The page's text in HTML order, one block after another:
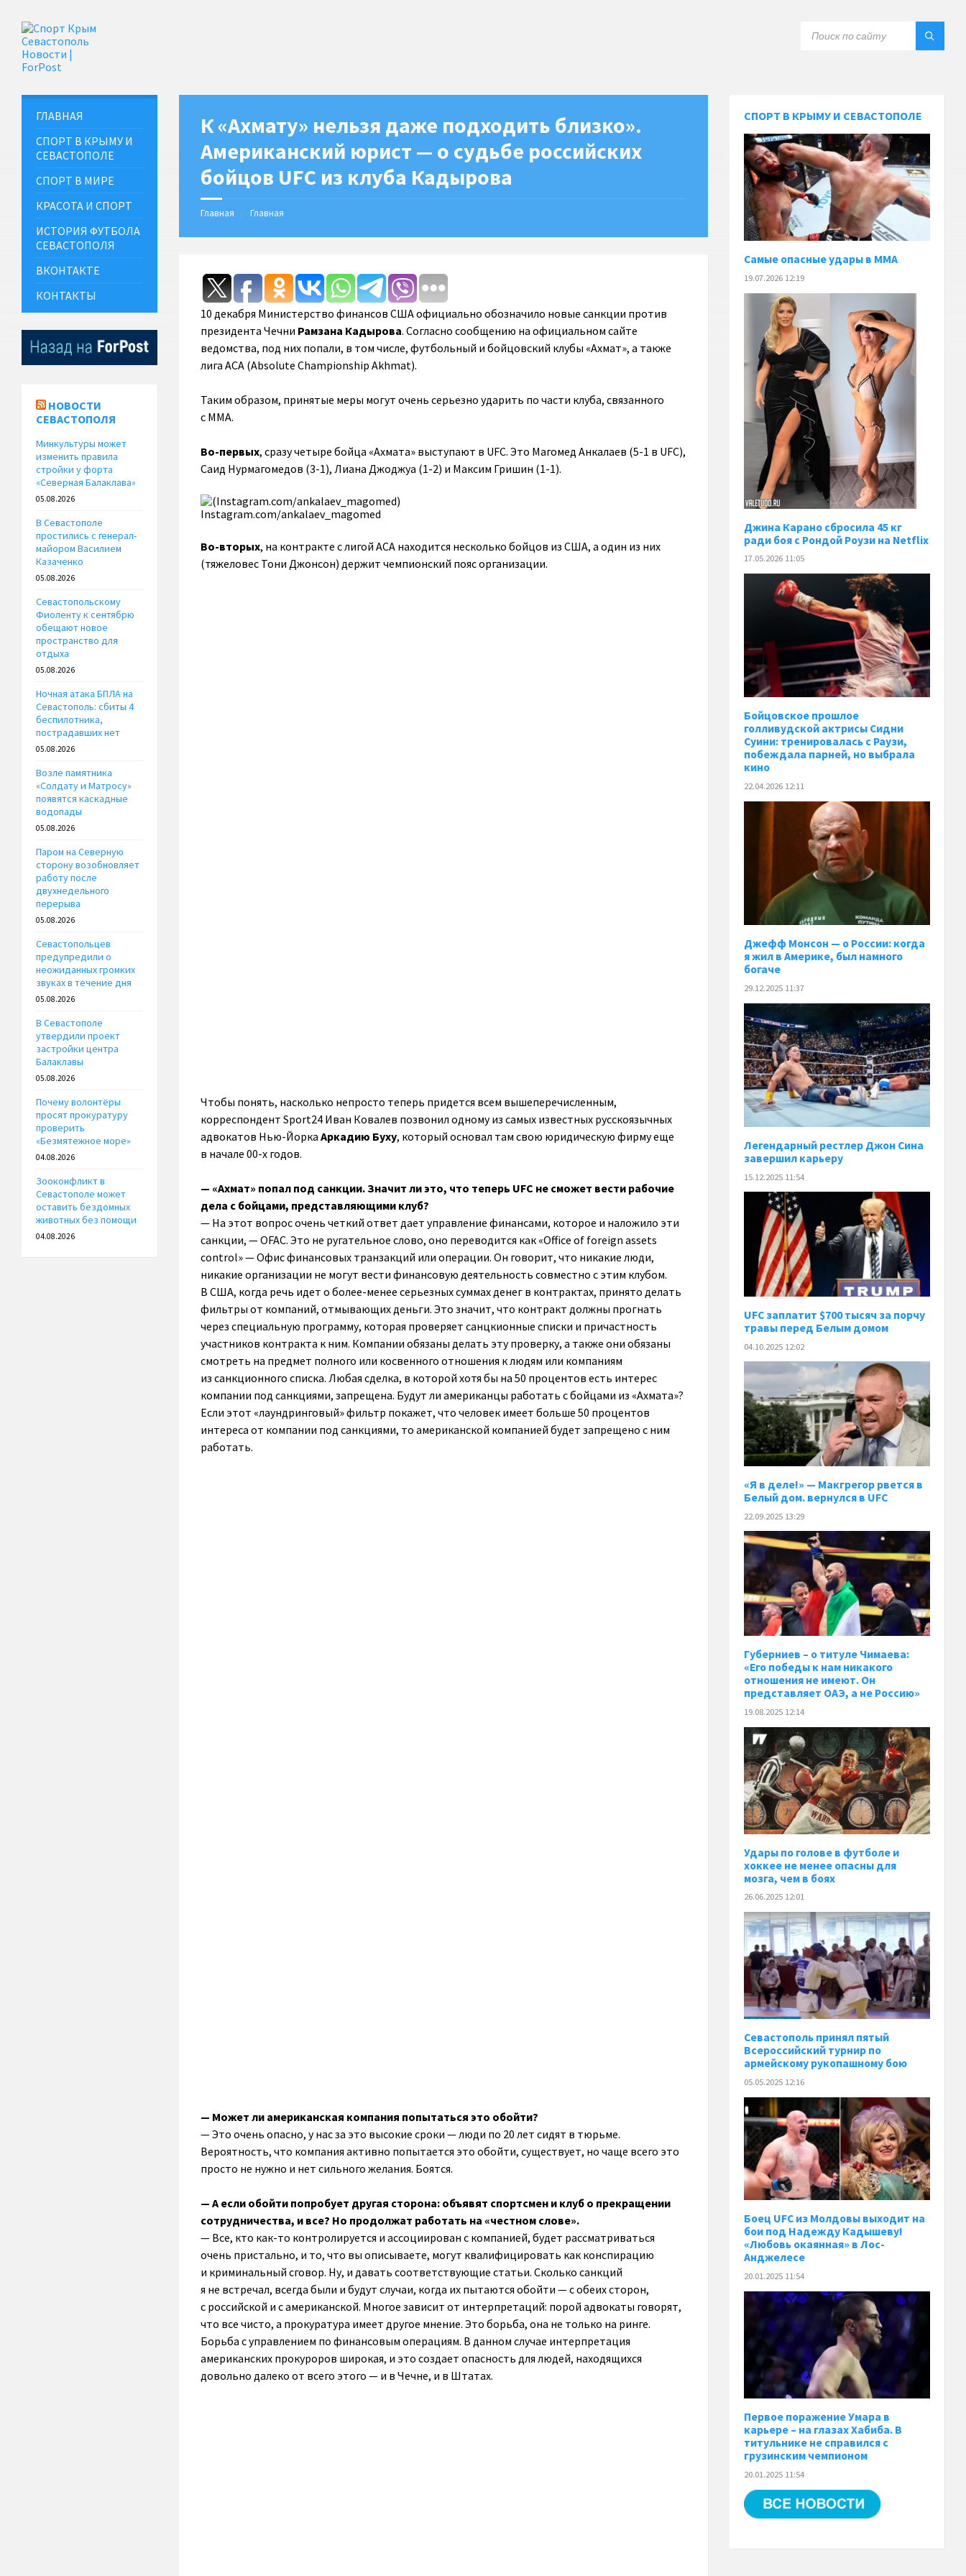
К «Ахмату» нельзя даже подходить близко».
Американский юрист — о судьбе российских
бойцов UFC из клуба Кадырова
Главная Главная
10 декабря Министерство финансов США официально обозначило новые санкции против
президента Чечни Рамзана Кадырова. Согласно сообщению на официальном сайте
ведомства, под них попали, в том числе, футбольный и бойцовский клубы «Ахмат», а также
лига ACA (Absolute Championship Akhmat).
Таким образом, принятые меры могут очень серьезно ударить по части клуба, связанного
с ММА.
Во-первых, сразу четыре бойца «Ахмата» выступают в UFC. Это Магомед Анкалаев (5-1 в UFC),
Саид Нурмагомедов (3-1), Лиана Джоджуа (1-2) и Максим Гришин (1-1).
Instagram.com/ankalaev_magomed
Во-вторых, на контракте с лигой ACA находится несколько бойцов из США, а один из них
(тяжеловес Тони Джонсон) держит чемпионский пояс организации.
Чтобы понять, насколько непросто теперь придется всем вышеперечисленным,
корреспондент Sport24 Иван Ковалев позвонил одному из самых известных русскоязычных
адвокатов Нью-Йорка Аркадию Буху, который основал там свою юридическую фирму еще
в начале 00-х годов.
— «Ахмат» попал под санкции. Значит ли это, что теперь UFC не сможет вести рабочие
дела с бойцами, представляющими клуб?
— На этот вопрос очень четкий ответ дает управление финансами, которое и наложило эти
санкции, — OFAC. Это не ругательное слово, оно переводится как «Office of foreign assets
control» — Офис финансовых транзакций или операции. Он говорит, что никакие люди,
никакие организации не могут вести финансовую деятельность совместно с этим клубом.
В США, когда речь идет о более-менее серьезных суммах денег в контрактах, принято делать
фильтры от компаний, отмывающих деньги. Это значит, что контракт должны прогнать
через специальную программу, которая проверяет санцкионные списки и причастность
участников контракта к ним. Компании обязаны делать эту проверку, а также они обязаны
смотреть на предмет полного или косвенного отношения к людям или компаниям
из санкционного списка. Любая сделка, в которой хотя бы на 50 процентов есть интерес
компании под санкциями, запрещена. Будут ли американцы работать с бойцами из «Ахмата»?
Если этот «лаундринговый» фильтр покажет, что человек имеет больше 50 процентов
интереса от компании под санкциями, то американской компанией будет запрещено с ним
работать.
— Может ли американская компания попытаться это обойти?
— Это очень опасно, у нас за это высокие сроки — люди по 20 лет сидят в тюрьме.
Вероятность, что компания активно попытается это обойти, существует, но чаще всего это
просто не нужно и нет сильного желания. Боятся.
— А если обойти попробует другая сторона: объявят спортсмен и клуб о прекращении
сотрудничества, и все? Но продолжат работать на «честном слове».
— Все, кто как-то контролируется и ассоциирован с компанией, будет рассматриваться
очень пристально, и то, что вы описываете, могут квалифицировать как конспирацию
и криминальный сговор. Ну, и давать соответствующие статьи. Сколько санкций
я не встречал, всегда были и будут случаи, когда их пытаются обойти — с обеих сторон,
с российской и с американской. Многое зависит от интерпретаций: порой адвокаты говорят,
что все чисто, а прокуратура имеет другое мнение. Это борьба, она не только на ринге.
Борьба с управлением по финансовым операциям. В данном случае интерпретация
американских прокуроров широкая, и это создает опасность для людей, находящихся
довольно далеко от всего этого — и в Чечне, и в Штатах.
ГЛАВНАЯ
СПОРТ В КРЫМУ И
СЕВАСТОПОЛЕ
СПОРТ В МИРЕ
КРАСОТА И СПОРТ
ИСТОРИЯ ФУТБОЛА
СЕВАСТОПОЛЯ
ВКОНТАКТЕ
КОНТАКТЫ
НОВОСТИ
СЕВАСТОПОЛЯ
Минкультуры может
изменить правила
стройки у форта
«Северная Балаклава»
05.08.2026
В Севастополе
простились с генерал-
майором Василием
Казаченко
05.08.2026
Севастопольскому
Фиоленту к сентябрю
обещают новое
пространство для
отдыха
05.08.2026
Ночная атака БПЛА на
Севастополь: сбиты 4
беспилотника,
пострадавших нет
05.08.2026
Возле памятника
«Солдату и Матросу»
появятся каскадные
водопады
05.08.2026
Паром на Северную
сторону возобновляет
работу после
двухнедельного
перерыва
05.08.2026
Севастопольцев
предупредили о
неожиданных громких
звуках в течение дня
05.08.2026
В Севастополе
утвердили проект
застройки центра
Балаклавы
05.08.2026
Почему волонтёры
просят прокуратуру
проверить
«Безмятежное море»
04.08.2026
Зооконфликт в
Севастополе может
оставить бездомных
животных без помощи
04.08.2026
СПОРТ В КРЫМУ И СЕВАСТОПОЛЕ
Самые опасные удары в MMA
19.07.2026 12:19
Джина Карано сбросила 45 кг
ради боя с Рондой Роузи на Netflix
17.05.2026 11:05
Бойцовское прошлое
голливудской актрисы Сидни
Суини: тренировалась с Раузи,
побеждала парней, но выбрала
кино
22.04.2026 12:11
Джефф Монсон — о России: когда
я жил в Америке, был намного
богаче
29.12.2025 11:37
Легендарный рестлер Джон Сина
завершил карьеру
15.12.2025 11:54
UFC заплатит $700 тысяч за порчу
травы перед Белым домом
04.10.2025 12:02
«Я в деле!» — Макгрегор рвется в
Белый дом. вернулся в UFC
22.09.2025 13:29
Губерниев – о титуле Чимаева:
«Его победы к нам никакого
отношения не имеют. Он
представляет ОАЭ, а не Россию»
19.08.2025 12:14
Удары по голове в футболе и
хоккее не менее опасны для
мозга, чем в боях
26.06.2025 12:01
Севастополь принял пятый
Всероссийский турнир по
армейскому рукопашному бою
05.05.2025 12:16
Боец UFC из Молдовы выходит на
бои под Надежду Кадышеву!
«Любовь окаянная» в Лос-
Анджелесе
20.01.2025 11:54
Первое поражение Умара в
карьере – на глазах Хабиба. В
титульнике не справился с
грузинским чемпионом
20.01.2025 11:54